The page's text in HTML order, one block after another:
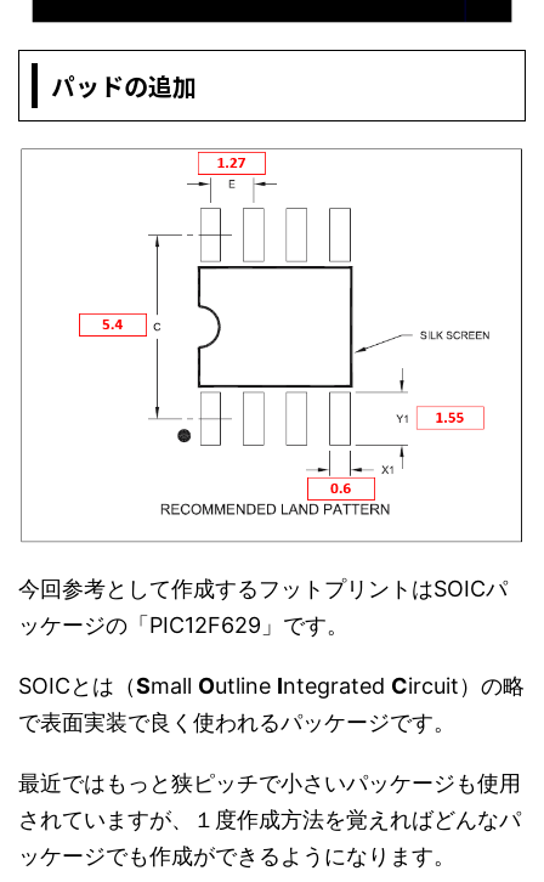
パッドの追加
今回参考として作成するフットプリントはSOICパ
ッケージの「PIC12F629」です。
SOICとは（Small Outline Integrated Circuit）の略
で表面実装で良く使われるパッケージです。
最近ではもっと狭ピッチで小さいパッケージも使用
されていますが、１度作成方法を覚えればどんなパ
ッケージでも作成ができるようになります。